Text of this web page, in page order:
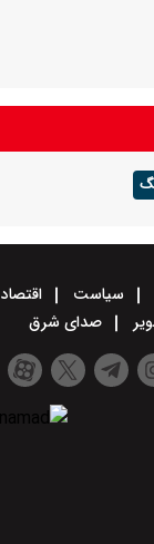
سیاست اقتصاد
صدای شرق